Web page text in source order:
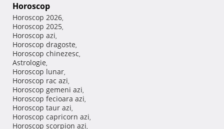
Horoscop
Horoscop 2026,
Horoscop 2025,
Horoscop azi,
Horoscop dragoste,
Horoscop chinezesc,
Astrologie,
Horoscop lunar,
Horoscop rac azi,
Horoscop gemeni azi,
Horoscop fecioara azi,
Horoscop taur azi,
Horoscop capricorn azi,
Horoscop scorpion azi,